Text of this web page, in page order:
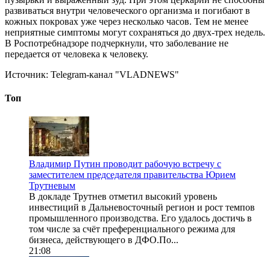
развиваться внутри человеческого организма и погибают в
кожных покровах уже через несколько часов. Тем не менее
неприятные симптомы могут сохраняться до двух-трех недель.
В Роспотребнадзоре подчеркнули, что заболевание не
передается от человека к человеку.
Источник: Telegram-канал "VLADNEWS"
Топ
Владимир Путин проводит рабочую встречу с
заместителем председателя правительства Юрием
Трутневым
В докладе Трутнев отметил высокий уровень
инвестиций в Дальневосточный регион и рост темпов
промышленного производства. Его удалось достичь в
том числе за счёт преференциального режима для
бизнеса, действующего в ДФО.По...
21:08